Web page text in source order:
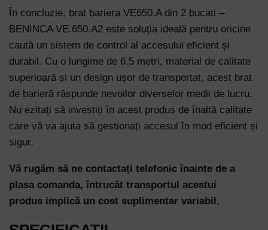
În concluzie, brat bariera VE650.A din 2 bucati –
BENINCA VE.650.A2 este soluția ideală pentru oricine
caută un sistem de control al accesului eficient și
durabil. Cu o lungime de 6.5 metri, material de calitate
superioară și un design ușor de transportat, acest brat
de barieră răspunde nevoilor diverselor medii de lucru.
Nu ezitați să investiți în acest produs de înaltă calitate
care vă va ajuta să gestionați accesul în mod eficient și
sigur.
Vă rugăm să ne contactați telefonic înainte de a
plasa comanda, întrucât transportul acestui
produs implică un cost suplimentar variabil.